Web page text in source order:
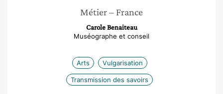
Métier– France
Carole Benaiteau
Muséographe et conseil
Arts Vulgarisation
Transmission des savoirs